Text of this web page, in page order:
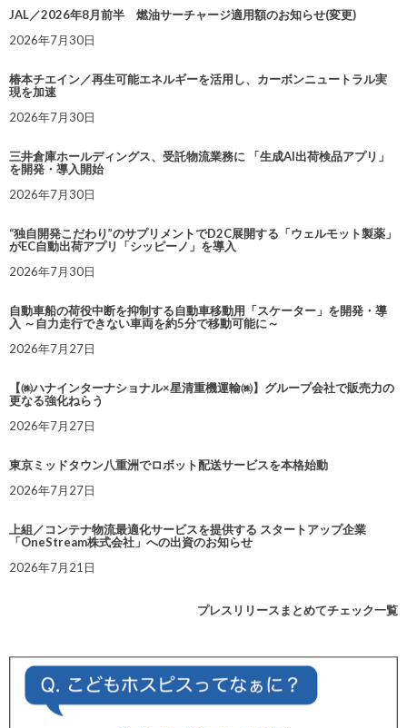
JAL／2026年8月前半 燃油サーチャージ適用額のお知らせ(変更)
2026年7月30日
椿本チエイン／再生可能エネルギーを活用し、カーボンニュートラル実
現を加速
2026年7月30日
三井倉庫ホールディングス、受託物流業務に 「生成AI出荷検品アプリ」
を開発・導入開始
2026年7月30日
“独自開発こだわり”のサプリメントでD2C展開する「ウェルモット製薬」
がEC自動出荷アプリ「シッピーノ」を導入
2026年7月30日
自動車船の荷役中断を抑制する自動車移動用「スケーター」を開発・導
入 ～自力走行できない車両を約5分で移動可能に～
2026年7月27日
【㈱ハナインターナショナル×星清重機運輸㈱】グループ会社で販売力の
更なる強化ねらう
2026年7月27日
東京ミッドタウン八重洲でロボット配送サービスを本格始動
2026年7月27日
上組／コンテナ物流最適化サービスを提供する スタートアップ企業
「OneStream株式会社」への出資のお知らせ
2026年7月21日
プレスリリースまとめてチェック一覧